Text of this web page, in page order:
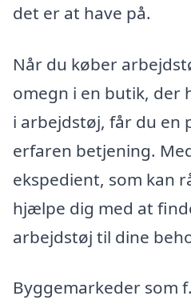
det er at have på.
Når du køber
omegn i en butik, der
i arbejdstøj, får du en
erfaren betjening.
ekspedient, som kan
hjælpe dig med at
arbejdstøj til dine
Byggemarkeder som